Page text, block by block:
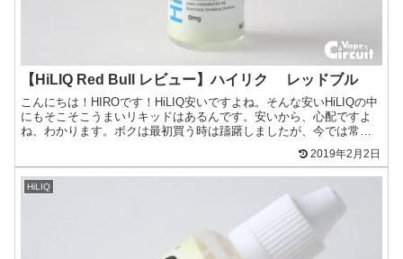
【HiLIQ Red Bull レビュー】ハイリク レッドブル
こんにちは！HIROです！HiLIQ安いですよね。そんな安いHiLIQの中
にもそこそこうまいリキッドはあるんです。安いから、心配ですよ
ね、わかります。ボクは最初買う時は躊躇しましたが、今では常飲
2019年2月2日
HiLIQ